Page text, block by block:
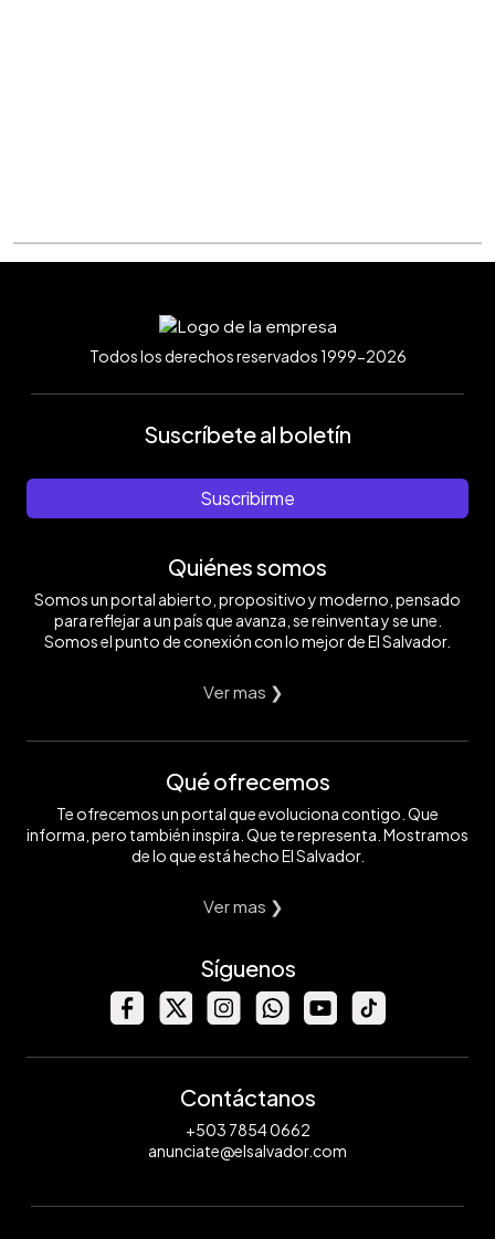
Todos los derechos reservados 1999-2026
Suscríbete al boletín
Suscribirme
Quiénes somos
Somos un portal abierto, propositivo y moderno, pensado
para reflejar a un país que avanza, se reinventa y se une.
Somos el punto de conexión con lo mejor de El Salvador.
Ver mas ❯
Qué ofrecemos
Te ofrecemos un portal que evoluciona contigo. Que
informa, pero también inspira. Que te representa. Mostramos
de lo que está hecho El Salvador.
Ver mas ❯
Síguenos
Contáctanos
+503 7854 0662
anunciate@elsalvador.com